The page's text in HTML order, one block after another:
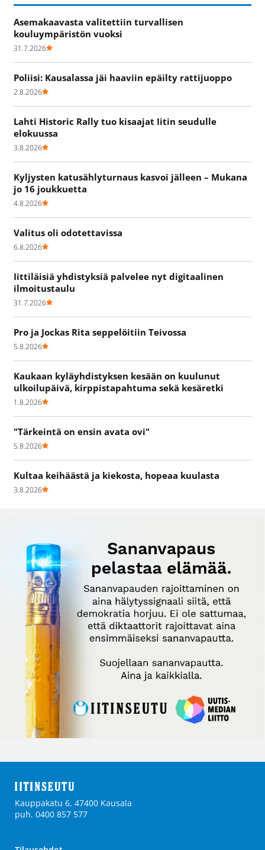
Asemakaavasta valitettiin turvallisen
kouluympäristön vuoksi
31.7.2026
Poliisi: Kausalassa jäi haaviin epäilty rattijuoppo
2.8.2026
Lahti Historic Rally tuo kisaajat Iitin seudulle
elokuussa
3.8.2026
Kyljysten katusählyturnaus kasvoi jälleen – Mukana
jo 16 joukkuetta
4.8.2026
Valitus oli odotettavissa
6.8.2026
Iittiläisiä yhdistyksiä palvelee nyt digitaalinen
ilmoitustaulu
31.7.2026
Pro ja Jockas Rita seppelöitiin Teivossa
5.8.2026
Kaukaan kyläyhdistyksen kesään on kuulunut
ulkoilupäivä, kirppistapahtuma sekä kesäretki
1.8.2026
"Tärkeintä on ensin avata ovi"
5.8.2026
Kultaa keihäästä ja kiekosta, hopeaa kuulasta
3.8.2026
Kauppakatu 6, 47400 Kausala
puh. 0400 857 577